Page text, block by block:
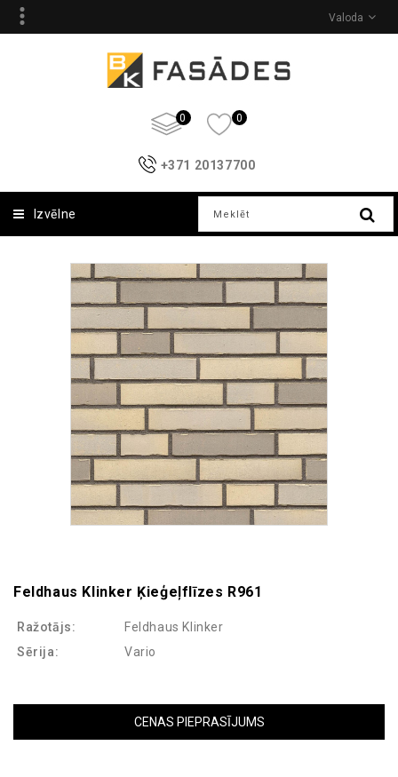
Valoda
0 0
+371 20137700
Izvēlne
Feldhaus Klinker Ķieģeļflīzes R961
Ražotājs:
Feldhaus Klinker
Sērija:
Vario
CENAS PIEPRASĪJUMS